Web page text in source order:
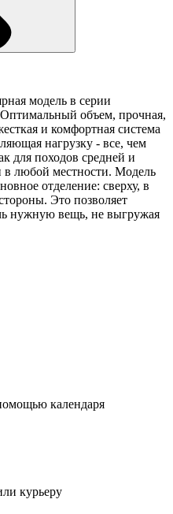
модель в серии
объем, прочная,
и комфортная система
нагрузку - все, чем
для походов средней и
в любой местности. Модель
отделение: сверху, в
Это позволяет
нужную вещь, не выгружая
календаря
курьеру